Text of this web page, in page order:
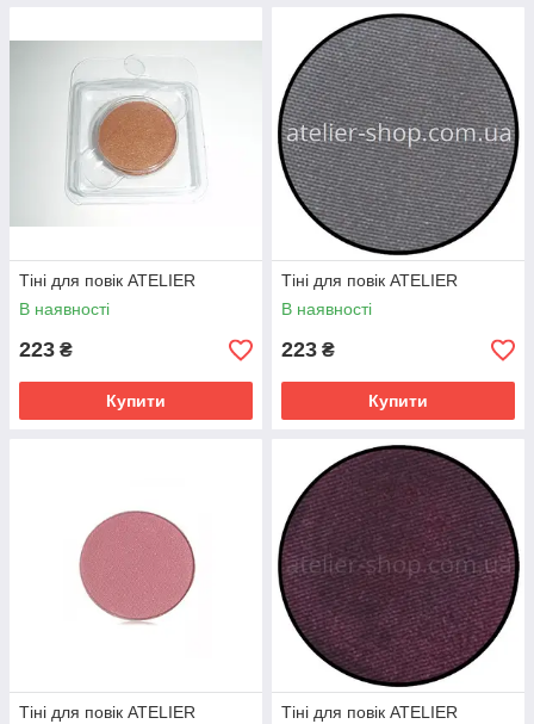
Тіні для повік ATELIER
В наявності
223 ₴
Купити
Тіні для повік ATELIER
В наявності
223 ₴
Купити
Тіні для повік ATELIER
Тіні для повік ATELIER